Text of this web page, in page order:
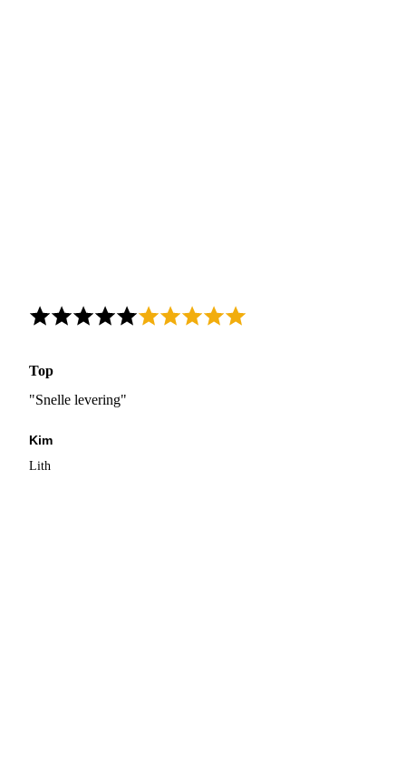
Top
"Snelle levering"
Kim
Lith